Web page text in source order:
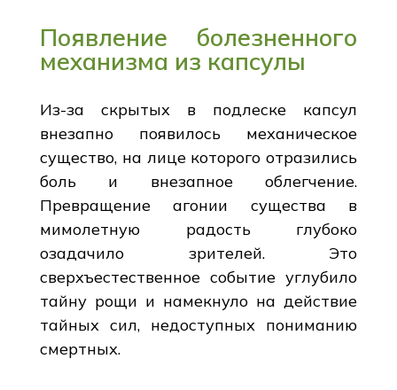
Появление болезненного
механизма из капсулы
Из-за скрытых в подлеске капсул
внезапно появилось механическое
существо, на лице которого отразились
боль и внезапное облегчение.
Превращение агонии существа в
мимолетную радость глубоко
озадачило зрителей. Это
сверхъестественное событие углубило
тайну рощи и намекнуло на действие
тайных сил, недоступных пониманию
смертных.